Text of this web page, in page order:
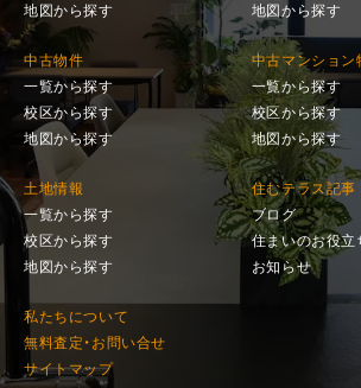
地図から探す
地図から探す
中古物件
一覧から探す
校区から探す
地図から探す
中古マンション
一覧から探す
校区から探す
地図から探す
土地情報
一覧から探す
校区から探す
地図から探す
住むテラス記事
ブログ
住まいのお役立
お知らせ
私たちについて
無料査定・お問い合せ
サイトマップ